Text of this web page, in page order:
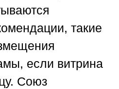
такие
если витрина
Союз